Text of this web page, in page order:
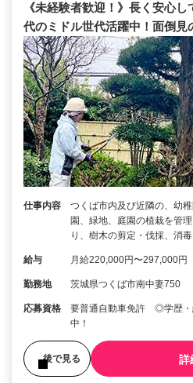
《未経験者歓迎！》長く安心
代のミドル世代活躍中！面倒見
仕事内容
つくば市内及び近隣の、幼
園、緑地、庭園の植栽を管
り、樹木の剪定・伐採、消
給与 月給220,000円〜297,000円
勤務地 茨城県つくば市南中妻750
応募資格
要普通自動車免許 ◎学歴
中！
後で見る 詳